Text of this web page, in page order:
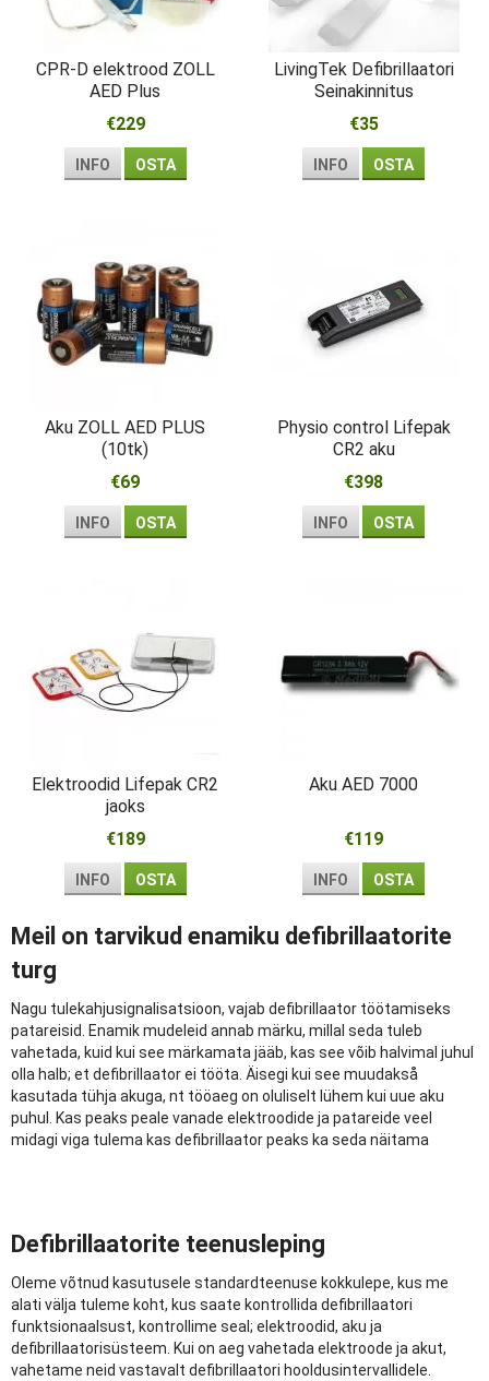
CPR-D elektrood ZOLL
AED Plus
€229
INFO OSTA
LivingTek Defibrillaatori
Seinakinnitus
€35
INFO OSTA
Aku ZOLL AED PLUS
(10tk)
€69
INFO OSTA
Physio control Lifepak
CR2 aku
€398
INFO OSTA
Elektroodid Lifepak CR2
jaoks
€189
INFO OSTA
Aku AED 7000
€119
INFO OSTA
Meil on tarvikud enamiku defibrillaatorite
turg
Nagu tulekahjusignalisatsioon, vajab defibrillaator töötamiseks
patareisid. Enamik mudeleid annab märku, millal seda tuleb
vahetada, kuid kui see märkamata jääb, kas see võib halvimal juhul
olla halb; et defibrillaator ei tööta. Äisegi kui see muudakså
kasutada tühja akuga, nt tööaeg on oluliselt lühem kui uue aku
puhul. Kas peaks peale vanade elektroodide ja patareide veel
midagi viga tulema kas defibrillaator peaks ka seda näitama
Defibrillaatorite teenusleping
Oleme võtnud kasutusele standardteenuse kokkulepe, kus me
alati välja tuleme koht, kus saate kontrollida defibrillaatori
funktsionaalsust, kontrollime seal; elektroodid, aku ja
defibrillaatorisüsteem. Kui on aeg vahetada elektroode ja akut,
vahetame neid vastavalt defibrillaatori hooldusintervallidele.